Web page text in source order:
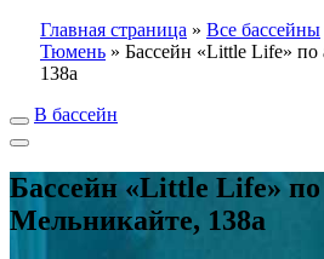
Главная страница » Все бассейны
Тюмень » Бассейн «Little Life» по
138а
В бассейн
Бассейн «Little Life» по
Мельникайте, 138а